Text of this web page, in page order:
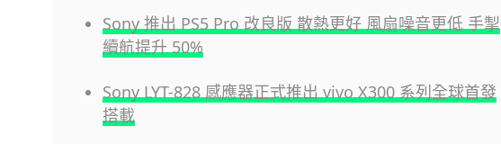
Sony 推出 PS5 Pro 改良版 散熱更好 風扇噪音更低 手掣
續航提升 50%
Sony LYT-828 感應器正式推出 vivo X300 系列全球首發
搭載